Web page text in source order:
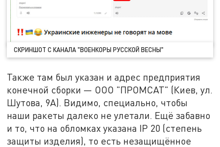
СКРИНШОТ С КАНАЛА "ВОЕНКОРЫ РУССКОЙ ВЕСНЫ"
Также там был указан и адрес предприятия
конечной сборки — ООО "ПРОМСАТ" (Киев, ул.
Шутова, 9А). Видимо, специально, чтобы
наши ракеты далеко не улетали. Ещё забавно
и то, что на обломках указана IP 20 (степень
защиты изделия), то есть незащищённое